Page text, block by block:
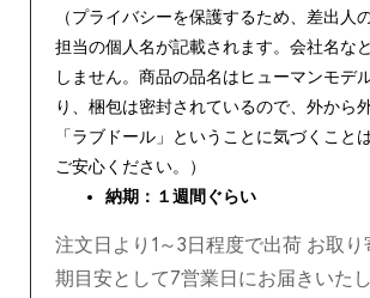
（プライバシーを保護するため、差出人
担当の個人名が記載されます。会社名な
しません。商品の品名はヒューマンモデ
り、梱包は密封されているので、外から
「ラブドール」ということに気づくこと
ご安心ください。）
納期：１週間ぐらい
注文日より1～3日程度で出荷 お取
期目安として7営業日にお届きいたし